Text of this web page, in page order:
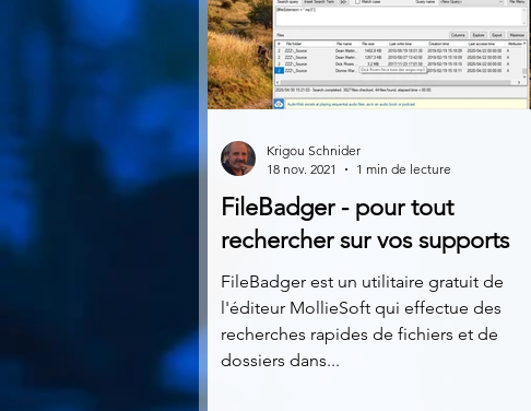
FileBadger - pour tout
rechercher sur vos supports
FileBadger est un utilitaire gratuit de
l'éditeur MollieSoft qui effectue des
recherches rapides de fichiers et de
dossiers dans...
Krigou Schnider
18 nov. 2021
1 min de lecture